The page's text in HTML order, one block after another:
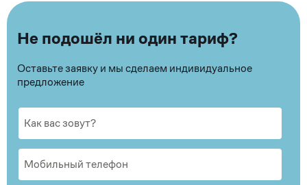
Не подошёл ни один тариф?
Оставьте заявку и мы сделаем индивидуальное
предложение